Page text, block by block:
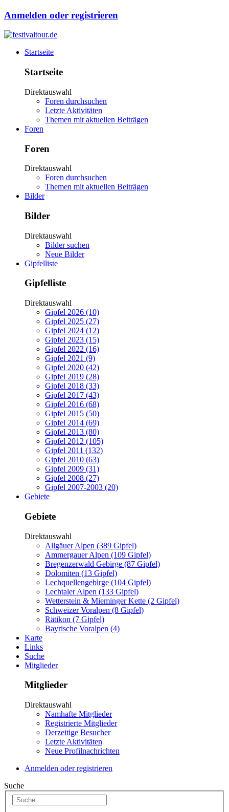
Anmelden oder registrieren
Startseite
Startseite
Direktauswahl
Foren durchsuchen
Letzte Aktivitäten
Themen mit aktuellen Beiträgen
Foren
Foren
Direktauswahl
Foren durchsuchen
Themen mit aktuellen Beiträgen
Bilder
Bilder
Direktauswahl
Bilder suchen
Neue Bilder
Gipfelliste
Gipfelliste
Direktauswahl
Gipfel 2026 (10)
Gipfel 2025 (27)
Gipfel 2024 (12)
Gipfel 2023 (15)
Gipfel 2022 (16)
Gipfel 2021 (9)
Gipfel 2020 (42)
Gipfel 2019 (28)
Gipfel 2018 (33)
Gipfel 2017 (43)
Gipfel 2016 (68)
Gipfel 2015 (50)
Gipfel 2014 (69)
Gipfel 2013 (80)
Gipfel 2012 (105)
Gipfel 2011 (132)
Gipfel 2010 (63)
Gipfel 2009 (31)
Gipfel 2008 (27)
Gipfel 2007-2003 (20)
Gebiete
Gebiete
Direktauswahl
Allgäuer Alpen (389 Gipfel)
Ammergauer Alpen (109 Gipfel)
Bregenzerwald Gebirge (87 Gipfel)
Dolomiten (13 Gipfel)
Lechquellengebirge (104 Gipfel)
Lechtaler Alpen (133 Gipfel)
Wetterstein & Mieminger Kette (2 Gipfel)
Schweizer Voralpen (8 Gipfel)
Rätikon (7 Gipfel)
Bayrische Voralpen (4)
Karte
Links
Suche
Mitglieder
Mitglieder
Direktauswahl
Namhafte Mitglieder
Registrierte Mitglieder
Derzeitige Besucher
Letzte Aktivitäten
Neue Profilnachrichten
Anmelden oder registrieren
Suche